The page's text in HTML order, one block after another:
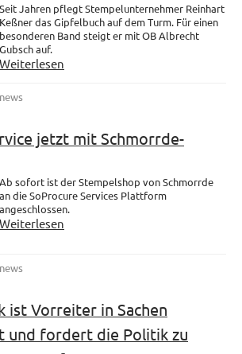
Seit Jahren pflegt Stempelunternehmer Reinhart
Keßner das Gipfelbuch auf dem Turm. Für einen
besonderen Band steigt er mit OB Albrecht
Gubsch auf.
Weiterlesen
jetzt mit Schmorrde-
Ab sofort ist der Stempelshop von Schmorrde
an die SoProcure Services Plattform
angeschlossen.
Weiterlesen
ist Vorreiter in Sachen
und fordert die Politik zu